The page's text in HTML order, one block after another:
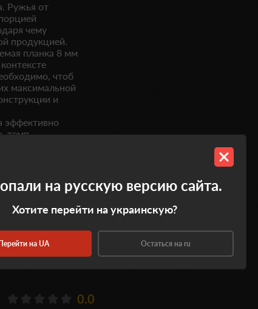
Ружья от
чему
продукцией.
планка 8 мм
чтоб
максимальной
и
эффективно
темп
при умелом
Optima Silver
0.0
на русскую версию сайта.
Хотите перейти на украинскую?
Перейти на UA Остаться на ru